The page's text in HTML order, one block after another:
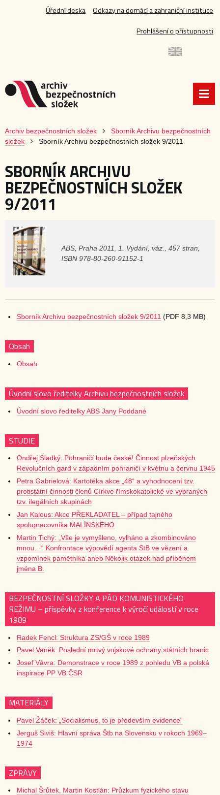
Úřední deska
Odkazy na domácí a zahraniční instituce
Prohlášení o přístupnosti
Archiv bezpečnostních složek
Sborník Archivu bezpečnostních
složek
Sborník Archivu bezpečnostních složek 9/2011
SBORNÍK ARCHIVU
BEZPEČNOSTNÍCH SLOŽEK
9/2011
ABS, Praha 2011, 1. Vydání, váz., 457 stran,
ISBN 978-80-260-91152-1
Sborník Archivu bezpečnostních složek 9/2011 (PDF 8,3 MB)
Obsah
Obsah
Úvodní slovo ředitelky Archivu bezpečnostních složek
Úvodní slovo ředitelky ABS Jany Poddané
STUDIE
Ondřej Sladký: Pohraničí bude české! Činnost plzeňských
Revolučních gard v západním pohraničí v květnu a červnu 1945
Petra Gabrielová: Kartotéka akce „48“ a vyhodnocení tzv.
protistátní činnosti členů Církve římskokatolické ve vybraných
tzv. ilegálních skupinách
Jan Kalous: Akce PŘEKLADATEL – případ tajného
spolupracovníka MALÍNSKÉHO
Martin Tichý: „Vše je vymyšleno, vylháno a zkombinováno
mnou…“ Konfrontace výpovědí agenta StB ve vězení a
vzpomínek pamětníka aneb Několik otázek nad příběhem
jména B.
BEZPEČNOSTNÍ SLOŽKY A PÁD KOMUNISTICKÉHO
REŽIMU – příspěvky z konference k výročí událostí v roce
1989
Radek Fencl: Struktura ZS/GŠ v roce 1989
Pavel Vaněk: Poslední mrtvý vojskové ochrany státních hranic
Josef Vávra: Demonstrace v roce 1989 z pohledu VB a polská
inspirace PP VB ČSR
MATERIÁLY
Pavel Žáček: „Socialismus, to je především evidence“
Jerguš Siviš: Hlavní správa Štb na Slovensku v rokoch 1969–
1974
ZPRÁVY
Michal Šrůtek, Martin Kostlán: Průzkum fyzického stavu